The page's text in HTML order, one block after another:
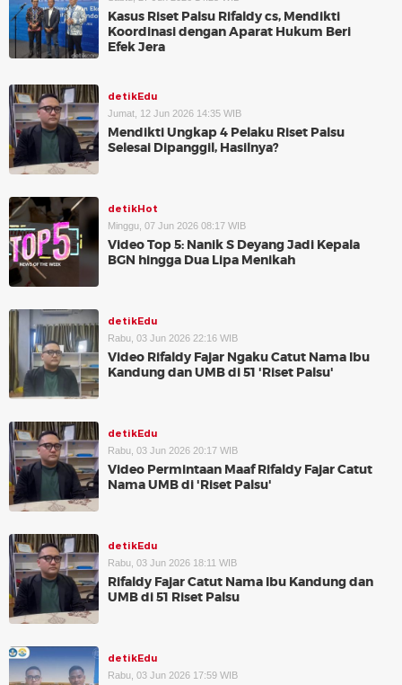
Kasus Riset Palsu Rifaldy cs, Mendikti
Koordinasi dengan Aparat Hukum Beri
Efek Jera
detikEdu
Jumat, 12 Jun 2026 14:35 WIB
Mendikti Ungkap 4 Pelaku Riset Palsu
Selesai Dipanggil, Hasilnya?
detikHot
Minggu, 07 Jun 2026 08:17 WIB
Video Top 5: Nanik S Deyang Jadi Kepala
BGN hingga Dua Lipa Menikah
detikEdu
Rabu, 03 Jun 2026 22:16 WIB
Video Rifaldy Fajar Ngaku Catut Nama Ibu
Kandung dan UMB di 51 'Riset Palsu'
detikEdu
Rabu, 03 Jun 2026 20:17 WIB
Video Permintaan Maaf Rifaldy Fajar Catut
Nama UMB di 'Riset Palsu'
detikEdu
Rabu, 03 Jun 2026 18:11 WIB
Rifaldy Fajar Catut Nama Ibu Kandung dan
UMB di 51 Riset Palsu
detikEdu
Rabu, 03 Jun 2026 17:59 WIB